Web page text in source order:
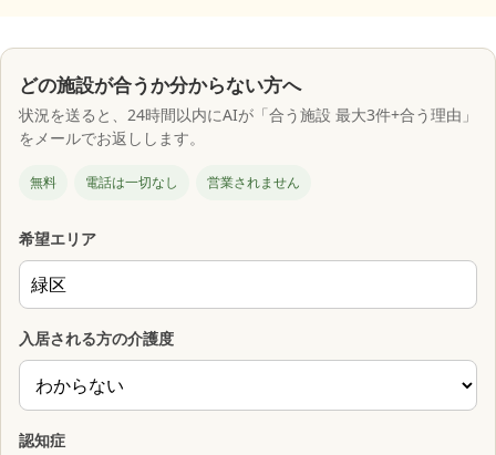
どの施設が合うか分からない方へ
状況を送ると、24時間以内にAIが「合う施設 最大3件+合う理由」
をメールでお返しします。
無料 電話は一切なし 営業されません
希望エリア
入居される方の介護度
認知症